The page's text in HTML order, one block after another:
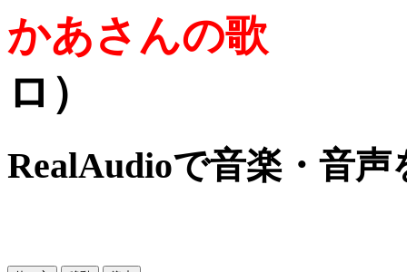
かあさんの
ロ）
RealAudioで音楽・音声